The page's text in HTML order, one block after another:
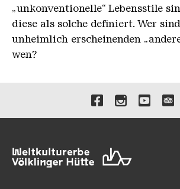
„unkonventionelle“ Lebensstile
diese als solche definiert. Wer
unheimlich erscheinenden
wen?